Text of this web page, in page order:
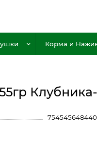
Корма и
754545648440